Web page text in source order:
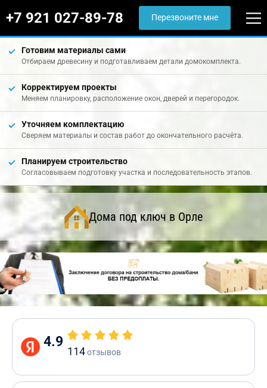
+7 921 027-89-78 Перезвоните мне
Готовим материалы сами
Отбираем древесину и подготавливаем детали домокомплекта.
Корректируем проекты
Меняем планировку, расположение окон, дверей и перегородок.
Уточняем комплектацию
Сверяем материалы и состав работ до окончательного расчёта.
Планируем строительство
Согласовываем подготовку участка и последовательность этапов.
Дома под ключ в Орле
4.9
114отзывов